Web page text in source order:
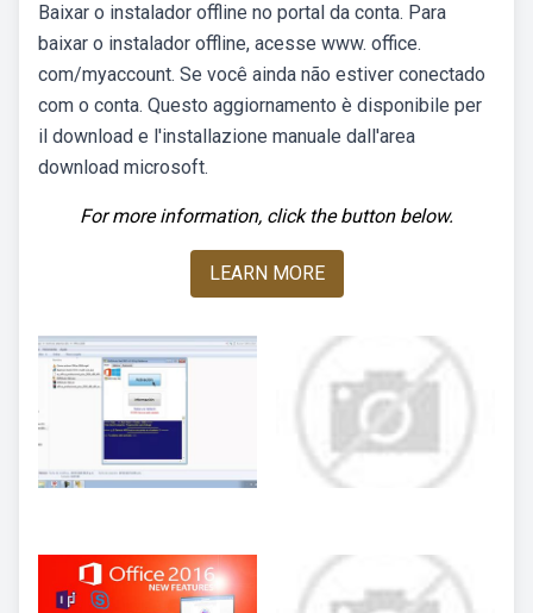
Baixar o instalador offline no portal da conta. Para
baixar o instalador offline, acesse www. office.
com/myaccount. Se você ainda não estiver conectado
com o conta. Questo aggiornamento è disponibile per
il download e l'installazione manuale dall'area
download microsoft.
For more information, click the button below.
LEARN MORE